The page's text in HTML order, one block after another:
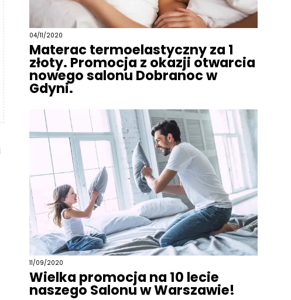
04/11/2020
Materac termoelastyczny za 1
złoty. Promocja z okazji otwarcia
nowego salonu Dobranoc w
Gdyni.
11/09/2020
Wielka promocja na 10 lecie
naszego Salonu w Warszawie!